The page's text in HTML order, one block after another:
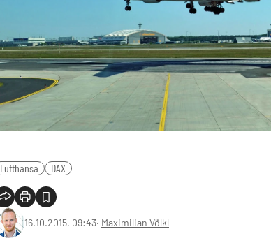
Lufthansa DAX
16.10.2015, 09:43‧ Maximilian Völkl